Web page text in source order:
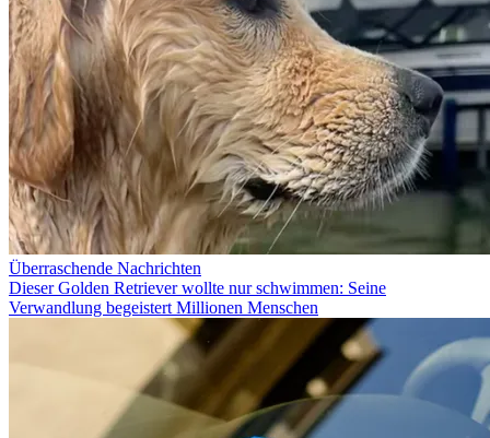
Überraschende Nachrichten
Dieser Golden Retriever wollte nur schwimmen: Seine
Verwandlung begeistert Millionen Menschen